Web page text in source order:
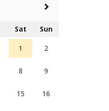
Sat Sun
1 2
8 9
15 16